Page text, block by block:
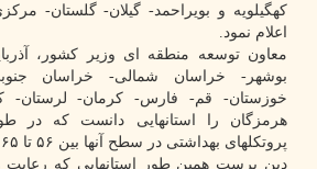
کهگیلویه و بویراحمد- گیلان- گلستان-
اعلام نمود.
معاون توسعه منطقه ای وزیر کشور،
بوشهر- خراسان شمالی- خراسان
خوزستان- قم- فارس- کرمان- لرستان-
هرمزگان را استانهایی دانست که در
پروتکلهای بهداشتی در سطح آنها بین ۵۶ تا ۶۵ درصد بوده است.
دین پرست همین طور استانهایی که